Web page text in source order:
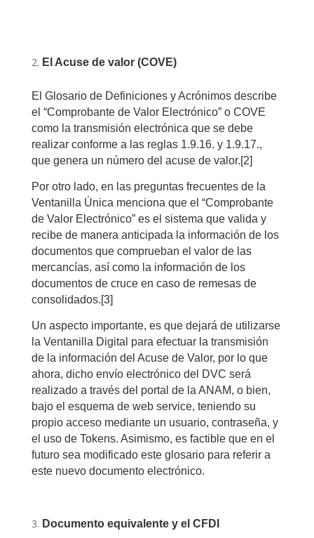
El Acuse de valor (COVE)
El Glosario de Definiciones y Acrónimos describe
el “Comprobante de Valor Electrónico” o COVE
como la transmisión electrónica que se debe
realizar conforme a las reglas 1.9.16. y 1.9.17.,
que genera un número del acuse de valor.[2]
Por otro lado, en las preguntas frecuentes de la
Ventanilla Única menciona que el “Comprobante
de Valor Electrónico” es el sistema que valida y
recibe de manera anticipada la información de los
documentos que comprueban el valor de las
mercancías, así como la información de los
documentos de cruce en caso de remesas de
consolidados.[3]
Un aspecto importante, es que dejará de utilizarse
la Ventanilla Digital para efectuar la transmisión
de la información del Acuse de Valor, por lo que
ahora, dicho envío electrónico del DVC será
realizado a través del portal de la ANAM, o bien,
bajo el esquema de web service, teniendo su
propio acceso mediante un usuario, contraseña, y
el uso de Tokens. Asimismo, es factible que en el
futuro sea modificado este glosario para referir a
este nuevo documento electrónico.
Documento equivalente y el CFDI